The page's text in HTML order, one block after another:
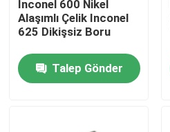
Kalite kontrol
Bize Ulaşın
Inconel 600 Nikel
Alaşımlı Çelik Inconel
625 Dikişsiz Boru
Talep Gönder